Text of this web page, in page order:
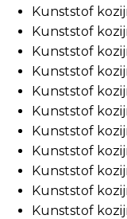
Kunststof
Kunststof
Kunststof
Kunststof
Kunststof
Kunststof
Kunststof
Kunststof
Kunststof
Kunststof
Kunststof